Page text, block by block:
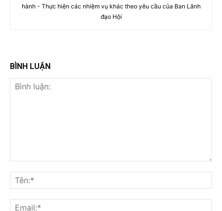
hành - Thực hiện các nhiệm vụ khác theo yêu cầu của Ban Lãnh
đạo Hội
BÌNH LUẬN